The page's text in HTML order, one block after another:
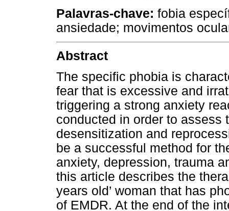
Palavras-chave: fobia
ansiedade; movimentos
Abstract
The specific phobia is
fear that is excessive and
triggering a strong anxiety
conducted in order to assess
desensitization and
be a successful method for
anxiety, depression, trauma
this article describes the
years old’ woman that has
of EMDR. At the end of the